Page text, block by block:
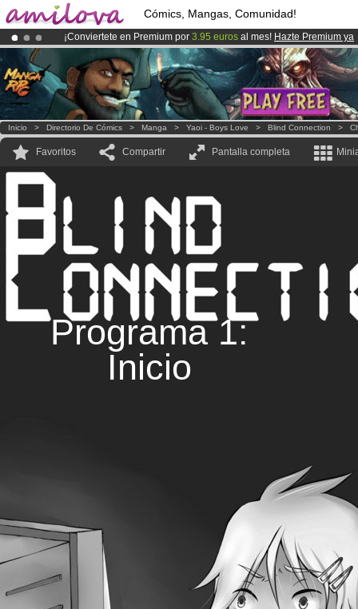
Cómics, Mangas, Comunidad!
¡Conviertete en Premium por 3.95 euros al mes! Hazte Premium ya
¡El Kickstarter Amilova está desormado lanzado!.
¡Ya tenemos 100000miembrosy 1000 Cómics y Mangas!.
Inicio > Directorio De Cómics > Manga > Yaoi - Boys Love > Blind Connection >
Favoritos Compartir Pantalla completa
Programa 1:
Inicio